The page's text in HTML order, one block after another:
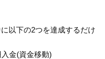
以下の2つを達成するだけ
金(資金移動)